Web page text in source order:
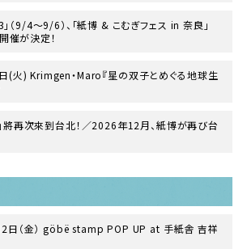
（9/4〜9/6）、「紙博 & こむぎフェス in 奈良」
催が決定！
火) Krimgen・Maro『星の双子とめぐる地球生
將再次來到台北！／2026年12月、紙博が再び台
2日（金） göbë stamp POP UP at 手紙舎 吉祥